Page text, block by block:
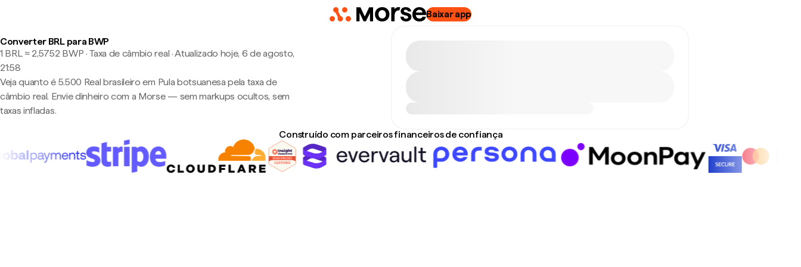
Baixar app
Converter BRL para BWP
1 BRL ≈ 2,5752 BWP · Taxa de câmbio real ·Atualizado hoje, 6 de agosto,
21:58
Veja quanto é 5.500 Real brasileiro em Pula botsuanesa pela taxa de
câmbio real. Envie dinheiro com a Morse — sem markups ocultos, sem
taxas infladas.
Construído com parceiros financeiros de confiança